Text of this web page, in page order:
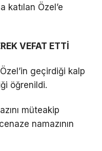
katılan Özel’e
VEFAT ETTİ
geçirdiği kalp
öğrenildi.
müteakip
namazının